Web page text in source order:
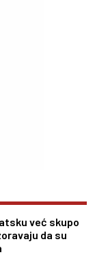
već skupo
da su